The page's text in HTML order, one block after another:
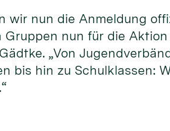
wir nun die Anmeldung
Gruppen nun für die
„Von
bis hin zu Schulklassen: